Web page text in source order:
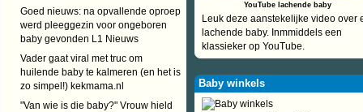
Goed nieuws: na opvallende oproep
werd pleeggezin voor ongeboren
baby gevonden L1 Nieuws
Vader gaat viral met truc om
huilende baby te kalmeren (en het is
zo simpel!) kekmama.nl
"Van wie is die baby?" Vrouw hield
YouTube lachende baby
Leuk deze aanstekelijke video over
lachende baby. Inmmiddels een
klassieker op YouTube.
Baby winkels